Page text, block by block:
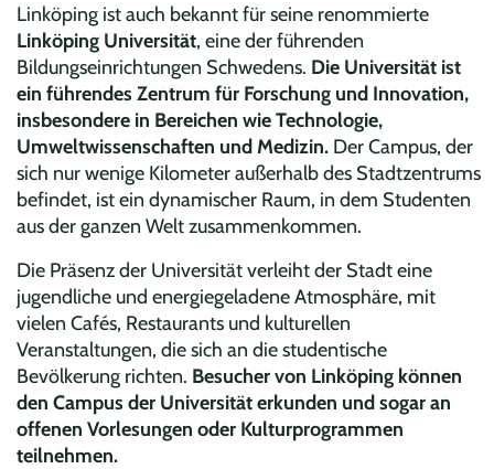
Linköping ist auch bekannt für seine renommierte
Linköping Universität, eine der führenden
Bildungseinrichtungen Schwedens. Die Universität ist
ein führendes Zentrum für Forschung und Innovation,
insbesondere in Bereichen wie Technologie,
Umweltwissenschaften und Medizin. Der Campus, der
sich nur wenige Kilometer außerhalb des Stadtzentrums
befindet, ist ein dynamischer Raum, in dem Studenten
aus der ganzen Welt zusammenkommen.
Die Präsenz der Universität verleiht der Stadt eine
jugendliche und energiegeladene Atmosphäre, mit
vielen Cafés, Restaurants und kulturellen
Veranstaltungen, die sich an die studentische
Bevölkerung richten. Besucher von Linköping können
den Campus der Universität erkunden und sogar an
offenen Vorlesungen oder Kulturprogrammen
teilnehmen.